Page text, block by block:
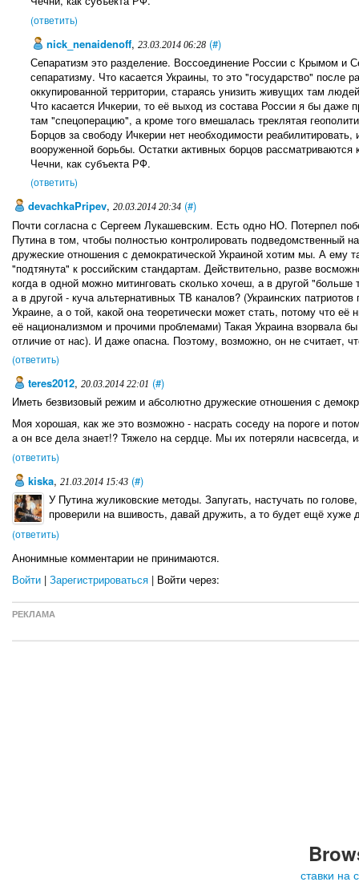
(ответить)
nick_nenaidenoff, 23.03.2014 06:28 (#)
Сепаратизм это разделение. Воссоединение России с Крымом и
сепаратизму. Что касается Украины, то это "государство" после
оккупированной территории, стараясь унизить живущих там
Что касается Ичкерии, то её выход из состава России я бы даже
там "спецоперацию", а кроме того вмешалась треклятая
Борцов за свободу Ичкерии нет необходимости
вооруженной борьбы. Остатки активных борцов рассматриваются
Чечни, как субъекта РФ.
(ответить)
devachkaPripev, 20.03.2014 20:34 (#)
Почти согласна с Сергеем Лукашевским. Есть одно НО. Потерпел
Путина в том, чтобы полностью контролировать подведомственный
дружеские отношения с демократической Украиной хотим мы. А ему
"подтянута" к российским стандартам. Действительно, разве
когда в одной можно митинговать сколько хочеш, а в другой "больше
а в другой - куча альтернативных ТВ каналов? (Украинских
Украине, а о той, какой она теоретически может стать, потому что
её национализмом и прочими проблемами) Такая Украина взорвала
отличие от нас). И даже опасна. Поэтому, возможно, он не считает,
(ответить)
teres2012, 20.03.2014 22:01 (#)
Иметь безвизовый режим и абсолютно дружеские отношения с
Моя хорошая, как же это возможно - насрать соседу на пороге и
а он все дела знает!? Тяжело на сердце. Мы их потеряли насвсегда,
(ответить)
kiska, 21.03.2014 15:43 (#)
У Путина жуликовские методы. Запугать, настучать по
проверили на вшивость, давай дружить, а то будет ещё хуже
(ответить)
Анонимные комментарии не принимаются.
Войти | Зарегистрироваться | Войти через:
РЕКЛАМА
ставки на